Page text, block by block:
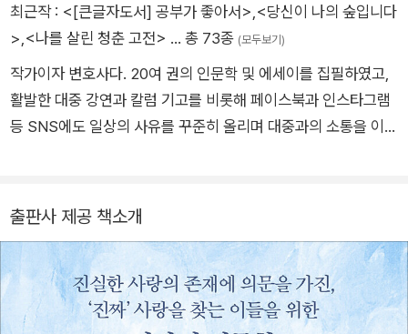
최근작 : <[큰글자도서] 공부가 좋아서> <당신이 나의 숲입니다
> <나를 살린 청춘 고전> … 총 73종 (모두보기)
작가이자 변호사다. 20여 권의 인문학 및 에세이를 집필하였고,
활발한 대중 강연과 칼럼 기고를 비롯해 페이스북과 인스타그램
등 SNS에도 일상의 사유를 꾸준히 올리며 대중과의 소통을 이어
『나를 살린 청춘 고전』 등이 있다.
출판사 제공 책소개